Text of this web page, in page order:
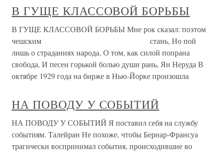
В ГУЩЕ КЛАССОВОЙ БОРЬБЫ
В ГУЩЕ КЛАССОВОЙ БОРЬБЫ Мне рок сказал: поэтом
чешским стань, Но пой
лишь о страданиях народа, О том, как силой попрана
свобода, И песен горькой болью души рань, Ян Неруда В
октябре 1929 года на бирже в Нью-Йорке произошла
НА ПОВОДУ У СОБЫТИЙ
НА ПОВОДУ У СОБЫТИЙ Я поставил себя на службу
событиям. Талейран Не похоже, чтобы Бернар-Франсуа
трагически воспринимал события, происходившие во